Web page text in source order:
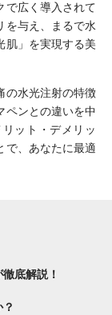
で広く導入されて
を与え、まるで水
肌」を実現する美
の水光注射の特徴
ペンとの違いを中
ット・デメリッ
で、あなたに最適
底解説！